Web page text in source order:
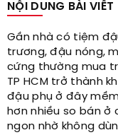
NỘI DUNG BÀI VIẾT
Gần nhà có tiệm
trương, đậu nóng,
cứng thường mua
TP HCM trở thành
đậu phụ ở đây
hơn nhiều so bán ở
ngon nhờ không